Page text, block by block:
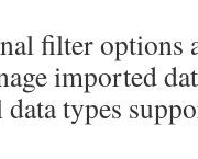
filter options
imported
types